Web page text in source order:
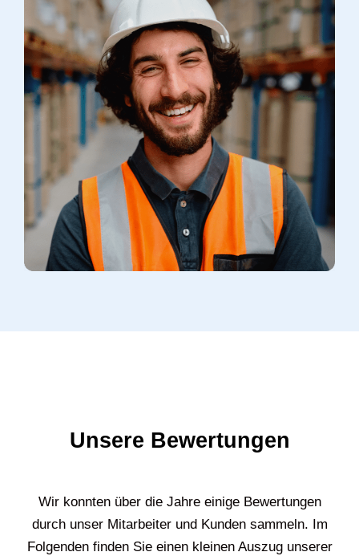
Unsere Bewertungen
Wir konnten über die Jahre einige Bewertungen
durch unser Mitarbeiter und Kunden sammeln. Im
Folgenden finden Sie einen kleinen Auszug unserer